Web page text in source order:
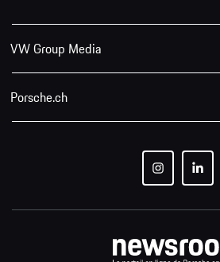
VW Group Media
Porsche.ch